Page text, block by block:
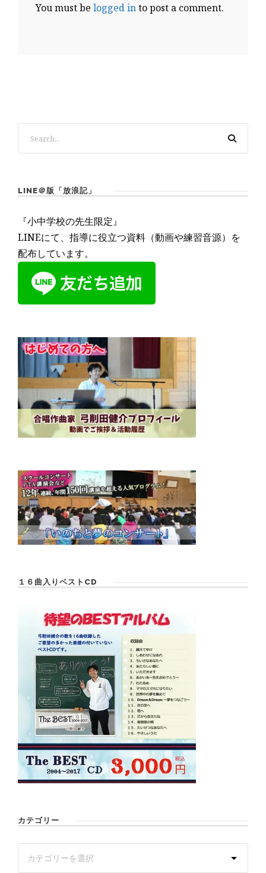
You must be logged into post a comment.
LINE＠版「放浪記」
『小中学校の先生限定』
LINEにて、指導に役立つ資料（動画や練習音源）を
配布しています。
１６曲入りベストCD
カテゴリー